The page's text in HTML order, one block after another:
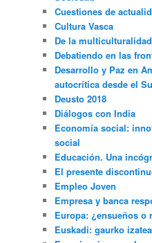
Cuestiones de
Cultura Vasca
De la
Debatiendo en las
Desarrollo y Paz en
autocrítica desde el
Deusto 2018
Diálogos con India
Economía social:
social
Educación. Una
El presente
Empleo Joven
Empresa y banca
Europa: ¿ensueños o
Euskadi: gaurko